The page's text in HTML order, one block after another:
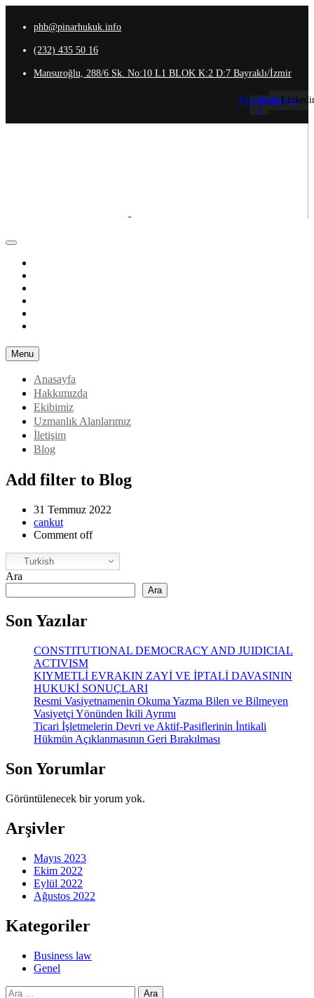
phb@pinarhukuk.info
(232) 435 50 16
Mansuroğlu, 288/6 Sk. No:10 L1 BLOK K:2 D:7 Bayraklı/İzmir
Facebook-
f
Instagram
Menu
Anasayfa
Hakkımızda
Ekibimiz
Uzmanlık Alanlarımız
İletişim
Blog
Add filter to Blog
31 Temmuz 2022
cankut
Comment off
Turkish
Ara
Ara
Son Yazılar
CONSTITUTIONAL DEMOCRACY AND JUIDICIAL
ACTIVISM
KIYMETLİ EVRAKIN ZAYİ VE İPTALİ DAVASININ
HUKUKİ SONUÇLARI
Resmi Vasiyetnamenin Okuma Yazma Bilen ve Bilmeyen
Vasiyetçi Yönünden İkili Ayrımı
Ticari İşletmelerin Devri ve Aktif-Pasiflerinin İntikali
Hükmün Açıklanmasının Geri Bırakılması
Son Yorumlar
Görüntülenecek bir yorum yok.
Arşivler
Mayıs 2023
Ekim 2022
Eylül 2022
Ağustos 2022
Kategoriler
Business law
Genel
Arama: